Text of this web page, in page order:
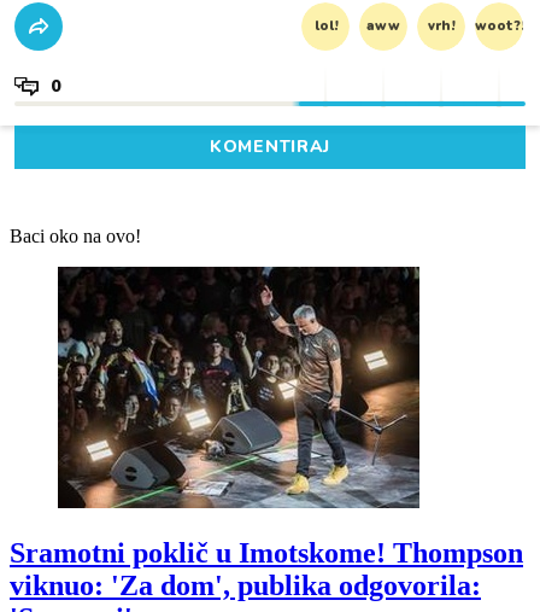
lol! aww vrh! woot?!
0
KOMENTIRAJ